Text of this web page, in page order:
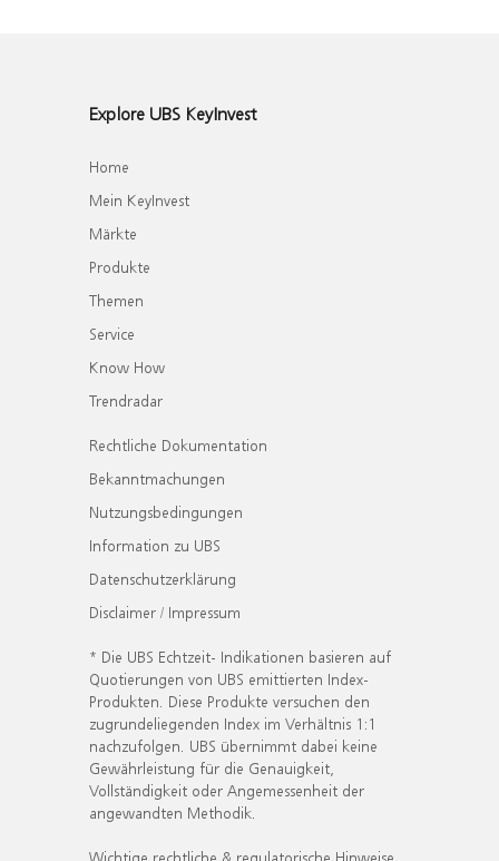
Explore UBS KeyInvest
Home
Mein KeyInvest
Märkte
Produkte
Themen
Service
Know How
Trendradar
Rechtliche Dokumentation
Bekanntmachungen
Nutzungsbedingungen
Information zu UBS
Datenschutzerklärung
Disclaimer / Impressum
* Die UBS Echtzeit- Indikationen basieren auf
Quotierungen von UBS emittierten Index-
Produkten. Diese Produkte versuchen den
zugrundeliegenden Index im Verhältnis 1:1
nachzufolgen. UBS übernimmt dabei keine
Gewährleistung für die Genauigkeit,
Vollständigkeit oder Angemessenheit der
angewandten Methodik.